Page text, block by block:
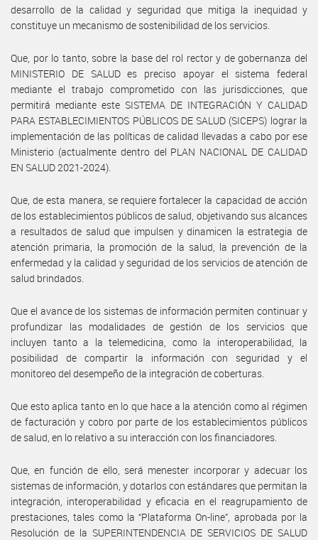
desarrollo de la calidad y seguridad que mitiga la inequidad y
constituye un mecanismo de sostenibilidad de los servicios.
Que, por lo tanto, sobre la base del rol rector y de gobernanza del
MINISTERIO DE SALUD es preciso apoyar el sistema federal
mediante el trabajo comprometido con las jurisdicciones, que
permitirá mediante este SISTEMA DE INTEGRACIÓN Y CALIDAD
PARA ESTABLECIMIENTOS PÚBLICOS DE SALUD (SICEPS) lograr la
implementación de las políticas de calidad llevadas a cabo por ese
Ministerio (actualmente dentro del PLAN NACIONAL DE CALIDAD
EN SALUD 2021-2024).
Que, de esta manera, se requiere fortalecer la capacidad de acción
de los establecimientos públicos de salud, objetivando sus alcances
a resultados de salud que impulsen y dinamicen la estrategia de
atención primaria, la promoción de la salud, la prevención de la
enfermedad y la calidad y seguridad de los servicios de atención de
salud brindados.
Que el avance de los sistemas de información permiten continuar y
profundizar las modalidades de gestión de los servicios que
incluyen tanto a la telemedicina, como la interoperabilidad, la
posibilidad de compartir la información con seguridad y el
monitoreo del desempeño de la integración de coberturas.
Que esto aplica tanto en lo que hace a la atención como al régimen
de facturación y cobro por parte de los establecimientos públicos
de salud, en lo relativo a su interacción con los financiadores.
Que, en función de ello, será menester incorporar y adecuar los
sistemas de información, y dotarlos con estándares que permitan la
integración, interoperabilidad y eficacia en el reagrupamiento de
prestaciones, tales como la “Plataforma On-line”, aprobada por la
Resolución de la SUPERINTENDENCIA DE SERVICIOS DE SALUD